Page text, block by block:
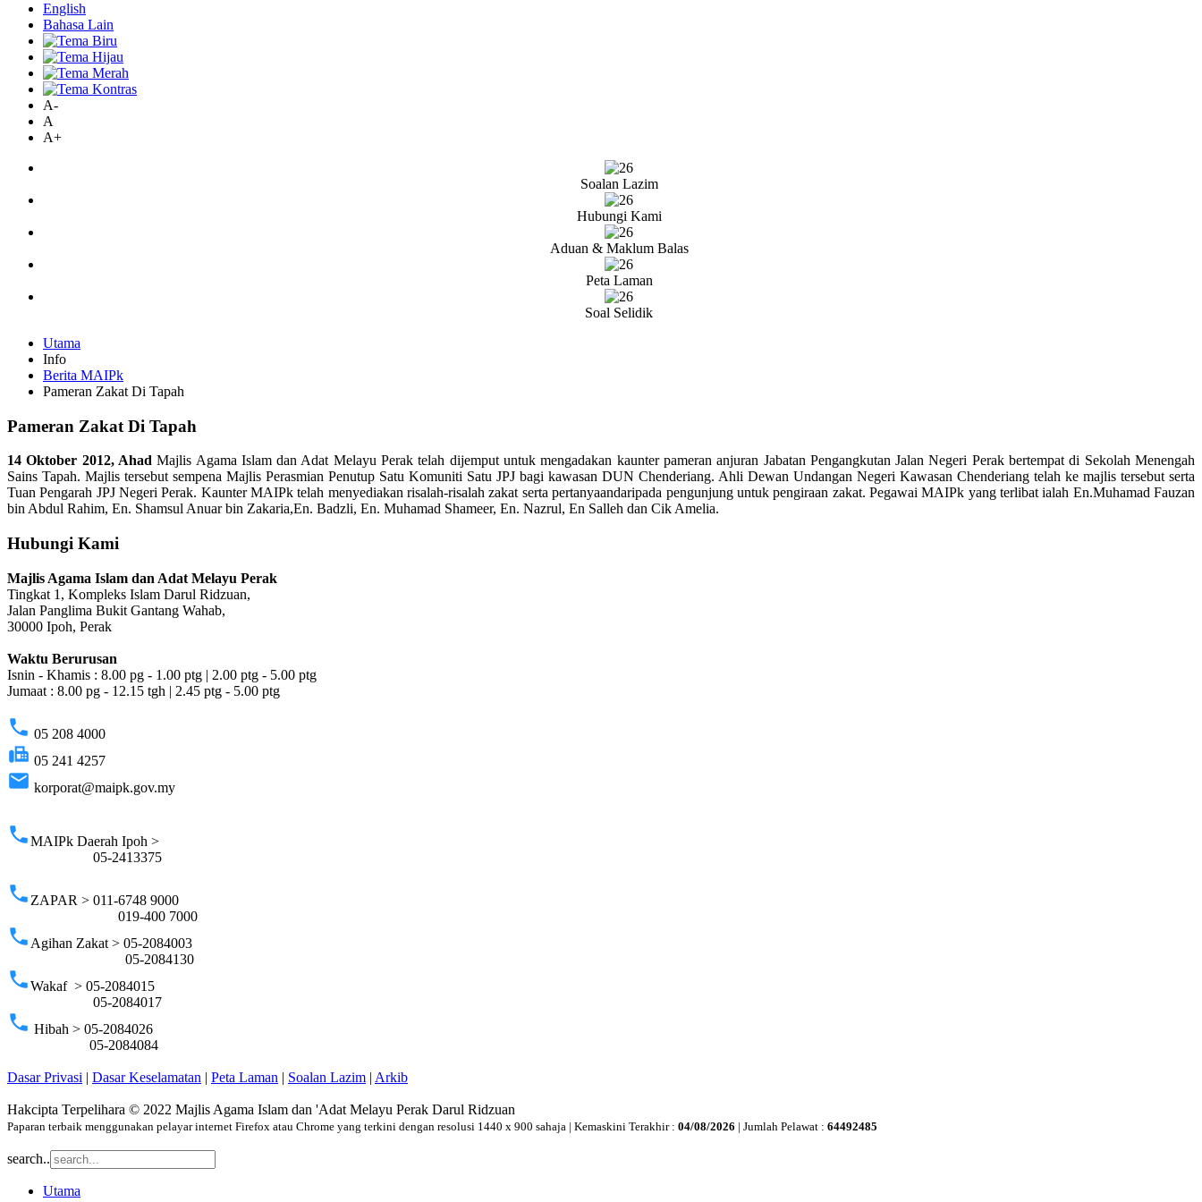
English
Bahasa Lain
A-
A
A+
Soalan Lazim
Hubungi Kami
Aduan & Maklum Balas
Peta Laman
Soal Selidik
Utama
Info
Berita MAIPk
Pameran Zakat Di Tapah
Pameran Zakat Di Tapah
14 Oktober 2012, AhadMajlis Agama Islam dan Adat Melayu Perak telah dijemput untuk mengadakan kaunter pameran anjuran Jabatan Pengangkutan Jalan Negeri Perak bertempat di Sekolah Menengah
Sains Tapah. Majlis tersebut sempena Majlis Perasmian Penutup Satu Komuniti Satu JPJ bagi kawasan DUN Chenderiang. Ahli Dewan Undangan Negeri Kawasan Chenderiang telah ke majlis tersebut serta
Tuan Pengarah JPJ Negeri Perak. Kaunter MAIPk telah menyediakan risalah-risalah zakat serta pertanyaandaripada pengunjung untuk pengiraan zakat. Pegawai MAIPk yang terlibat ialah En.Muhamad Fauzan
bin Abdul Rahim, En. Shamsul Anuar bin Zakaria,En. Badzli, En. Muhamad Shameer, En. Nazrul, En Salleh dan Cik Amelia.
Hubungi Kami
Majlis Agama Islam dan Adat Melayu Perak
Tingkat 1, Kompleks Islam Darul Ridzuan,
Jalan Panglima Bukit Gantang Wahab,
30000 Ipoh, Perak
Waktu Berurusan
Isnin - Khamis : 8.00 pg - 1.00 ptg | 2.00 ptg - 5.00 ptg
Jumaat : 8.00 pg - 12.15 tgh | 2.45 ptg - 5.00 ptg
phone 05 208 4000
fax 05 241 4257
email korporat@maipk.gov.my
phoneMAIPk Daerah Ipoh >
05-2413375
phone ZAPAR > 011-6748 9000
019-400 7000
phone Agihan Zakat > 05-2084003
05-2084130
phoneWakaf > 05-2084015
05-2084017
phone Hibah > 05-2084026
05-2084084
Dasar Privasi | Dasar Keselamatan | Peta Laman | Soalan Lazim | Arkib
Hakcipta Terpelihara © 2022 Majlis Agama Islam dan 'Adat Melayu Perak Darul Ridzuan
Paparan terbaik menggunakan pelayar internet Firefox atau Chrome yang terkini dengan resolusi 1440 x 900 sahaja | Kemaskini Terakhir : 04/08/2026 | Jumlah Pelawat : 64492485
search..
Utama